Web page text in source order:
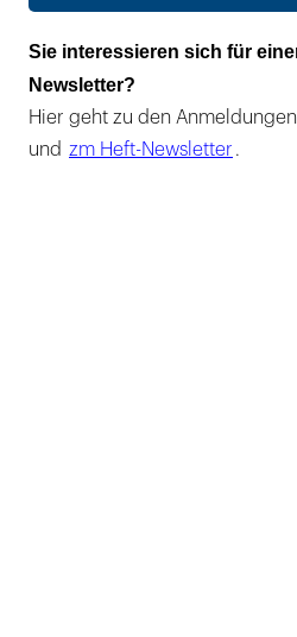
Sie interessieren sich für
Newsletter?
Hier geht zu den Anmeldungen
und zm Heft-Newsletter .